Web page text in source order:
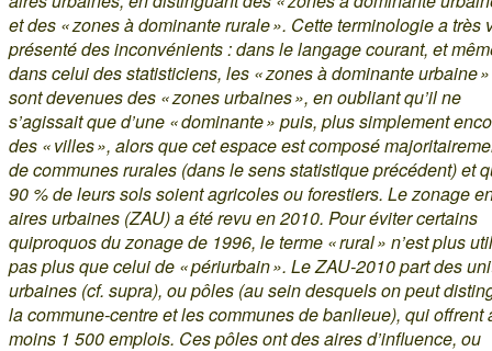
et des « zones à dominante rurale ». Cette terminologie a très
présenté des inconvénients : dans le langage courant, et
dans celui des statisticiens, les « zones à dominante urbaine »
sont devenues des « zones urbaines », en oubliant qu’il ne
s’agissait que d’une « dominante » puis, plus simplement
des « villes », alors que cet espace est composé
de communes rurales (dans le sens statistique précédent) et
90 % de leurs sols soient agricoles ou forestiers. Le zonage
aires urbaines (ZAU) a été revu en 2010. Pour éviter certains
quiproquos du zonage de 1996, le terme « rural » n’est plus
pas plus que celui de « périurbain ». Le ZAU-2010 part des
urbaines (cf. supra), ou pôles (au sein desquels on peut
la commune-centre et les communes de banlieue), qui offrent
moins 1 500 emplois. Ces pôles ont des aires d’influence, ou